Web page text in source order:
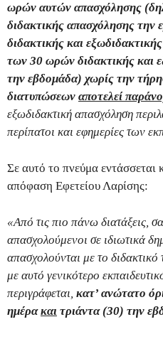
ωρών αυτών απασχόλησης
διδακτικής απασχόλησης
διδακτικής και
των 30 ωρών διδακτικής και
την εβδομάδα) χωρίς την
διατυπώσεων αποτελεί
εξωδιδακτική απασχόληση
περίπατοι και εφημερίες των
Σε αυτό το πνεύμα εντάσσεται
απόφαση Εφετείου Λαρίσης:
«Από τις πιο πάνω διατάξεις,
απασχολούμενοι σε ιδιωτικά
απασχολούνται με το
με αυτό γενικότερο
περιγράφεται, κατ’ ανώτατο
ημέρακαι τριάντα (30) την